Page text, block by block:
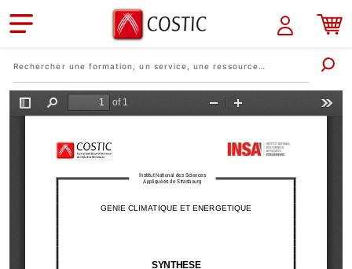
Aller au contenu principal